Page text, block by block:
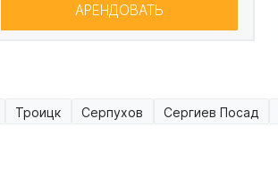
АРЕНДОВАТЬ
Троицк Серпухов Сергиев Посад